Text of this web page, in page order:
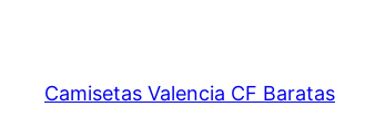
contenido
Camisetas Valencia CF Baratas